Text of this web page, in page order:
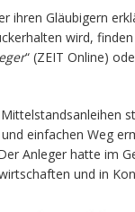
ihren Gläubigern
wird,
“ (ZEIT Online)
einfachen Weg
Anleger hatte im
und in